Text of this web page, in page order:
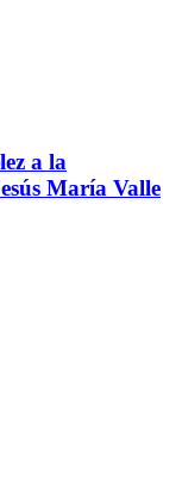
a la
María Valle